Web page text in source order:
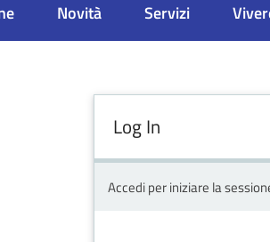
Novità Servizi
Log In
Accedi per iniziare la